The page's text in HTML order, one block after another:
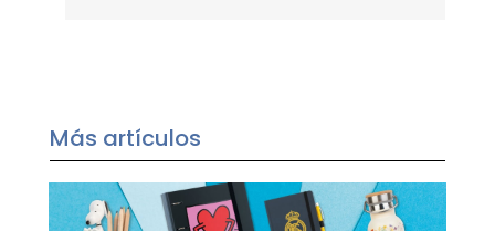
Más artículos